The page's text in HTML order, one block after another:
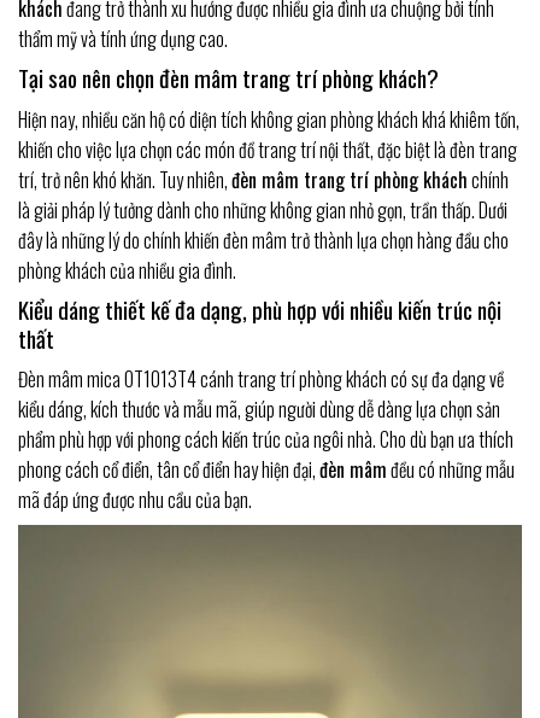
kháchđang trở thành xu hướng được nhiều gia đình ưa chuộng bởi tính
thẩm mỹ và tính ứng dụng cao.
Tại sao nên chọn đèn mâm trang trí phòng khách?
Hiện nay, nhiều căn hộ có diện tích không gian phòng khách khá khiêm tốn,
khiến cho việc lựa chọn các món đồ trang trí nội thất, đặc biệt là đèn trang
trí, trở nên khó khăn. Tuy nhiên,đèn mâm trang trí phòng kháchchính
là giải pháp lý tưởng dành cho những không gian nhỏ gọn, trần thấp. Dưới
đây là những lý do chính khiến đèn mâm trở thành lựa chọn hàng đầu cho
phòng khách của nhiều gia đình.
Kiểu dáng thiết kế đa dạng, phù hợp với nhiều kiến trúc nội
thất
Đèn mâm mica OT1013T4 cánh trang trí phòng khách có sự đa dạng về
kiểu dáng, kích thước và mẫu mã, giúp người dùng dễ dàng lựa chọn sản
phẩm phù hợp với phong cách kiến trúc của ngôi nhà. Cho dù bạn ưa thích
phong cách cổ điển, tân cổ điển hay hiện đại,đèn mâmđều có những mẫu
mã đáp ứng được nhu cầu của bạn.